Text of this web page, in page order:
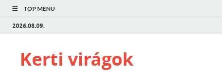
TOP MENU
2026.08.09.
Kerti virágok